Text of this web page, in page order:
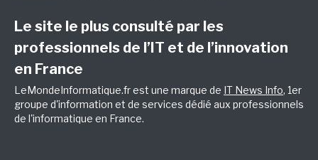
Le site le plus consulté par les
professionnels de l’IT et de l’innovation
en France
LeMondeInformatique.fr est une marque de IT News Info, 1er
groupe d'information et de services dédié aux professionnels
de l'informatique en France.